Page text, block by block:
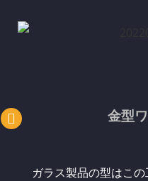
金型
ガラス製品の型はこ